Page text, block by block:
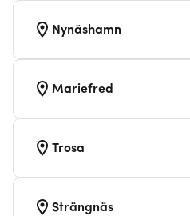
Nynäshamn
Mariefred
Trosa
Strängnäs